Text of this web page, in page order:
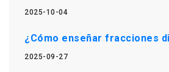
2025-10-04
¿Cómo enseñar fracciones
2025-09-27